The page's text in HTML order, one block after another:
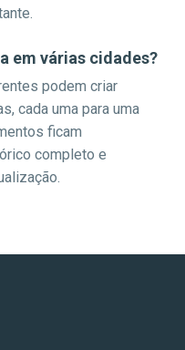
em várias cidades?
podem criar
cada uma para uma
ficam
completo e